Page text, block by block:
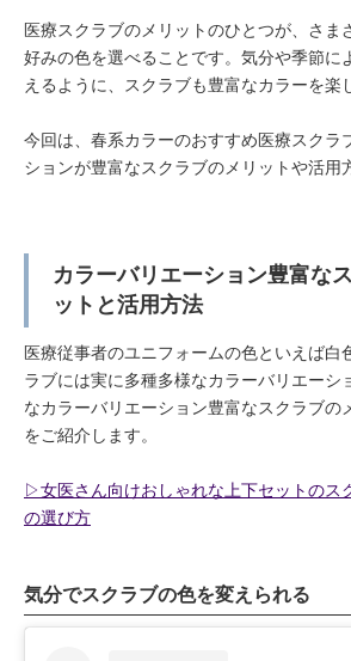
医療スクラブのメリットのひとつが、さま
好みの色を選べることです。気分や季節に
えるように、スクラブも豊富なカラーを楽
今回は、春系カラーのおすすめ医療スクラ
ションが豊富なスクラブのメリットや活用
カラーバリエーション豊富な
ットと活用方法
医療従事者のユニフォームの色といえば白
ラブには実に多種多様なカラーバリエーシ
なカラーバリエーション豊富なスクラブの
をご紹介します。
▷女医さん向けおしゃれな上下セットのス
の選び方
気分でスクラブの色を変えられる